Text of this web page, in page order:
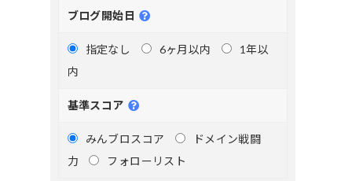
ブログ開始日
指定なし 6ヶ月以内
1年以
内
基準スコア
みんブロスコア
ドメイン戦闘
力
フォローリスト